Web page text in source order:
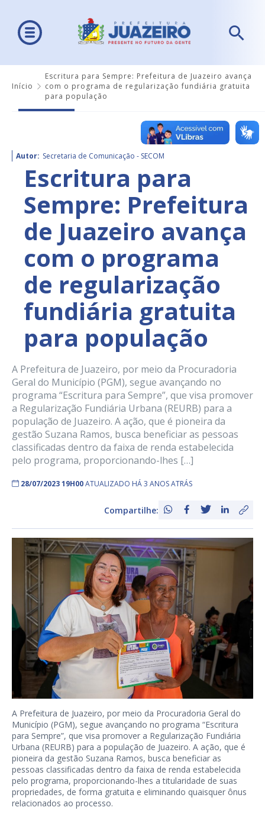
Início
Escritura para Sempre: Prefeitura de Juazeiro avança
com o programa de regularização fundiária gratuita
para população
Autor: Secretaria de Comunicação - SECOM
Escritura para
Sempre: Prefeitura
de Juazeiro avança
com o programa
de regularização
fundiária gratuita
para população
A Prefeitura de Juazeiro, por meio da Procuradoria
Geral do Município (PGM), segue avançando no
programa “Escritura para Sempre”, que visa promover
a Regularização Fundiária Urbana (REURB) para a
população de Juazeiro. A ação, que é pioneira da
gestão Suzana Ramos, busca beneficiar as pessoas
classificadas dentro da faixa de renda estabelecida
pelo programa, proporcionando-lhes […]
28/07/2023 19H00ATUALIZADO HÁ 3 ANOS ATRÁS
Compartilhe:
A Prefeitura de Juazeiro, por meio da Procuradoria Geral do
Município (PGM), segue avançando no programa “Escritura
para Sempre”, que visa promover a Regularização Fundiária
Urbana (REURB) para a população de Juazeiro. A ação, que é
pioneira da gestão Suzana Ramos, busca beneficiar as
pessoas classificadas dentro da faixa de renda estabelecida
pelo programa, proporcionando-lhes a titularidade de suas
propriedades, de forma gratuita e eliminando quaisquer ônus
relacionados ao processo.